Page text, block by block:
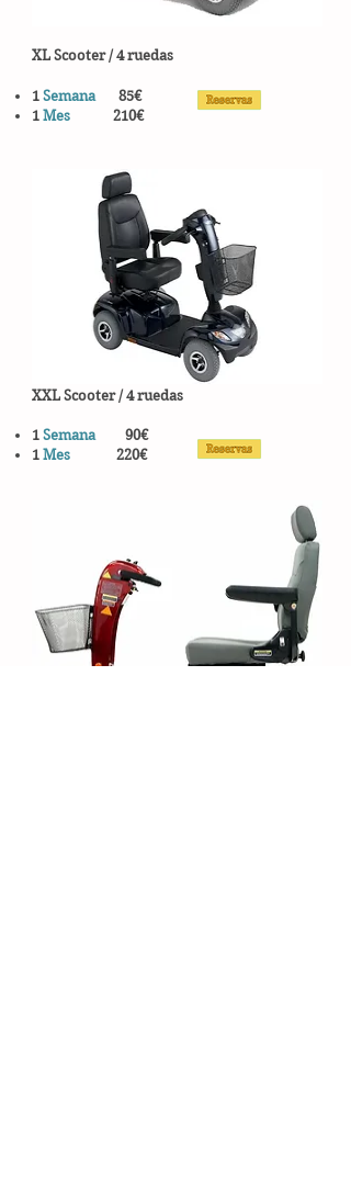
XL Scooter / ​4 ruedas
1 Semana85€
1 Mes 210€
XXL Scooter / 4 ruedas
1 Semana
90€
1 Mes 220€